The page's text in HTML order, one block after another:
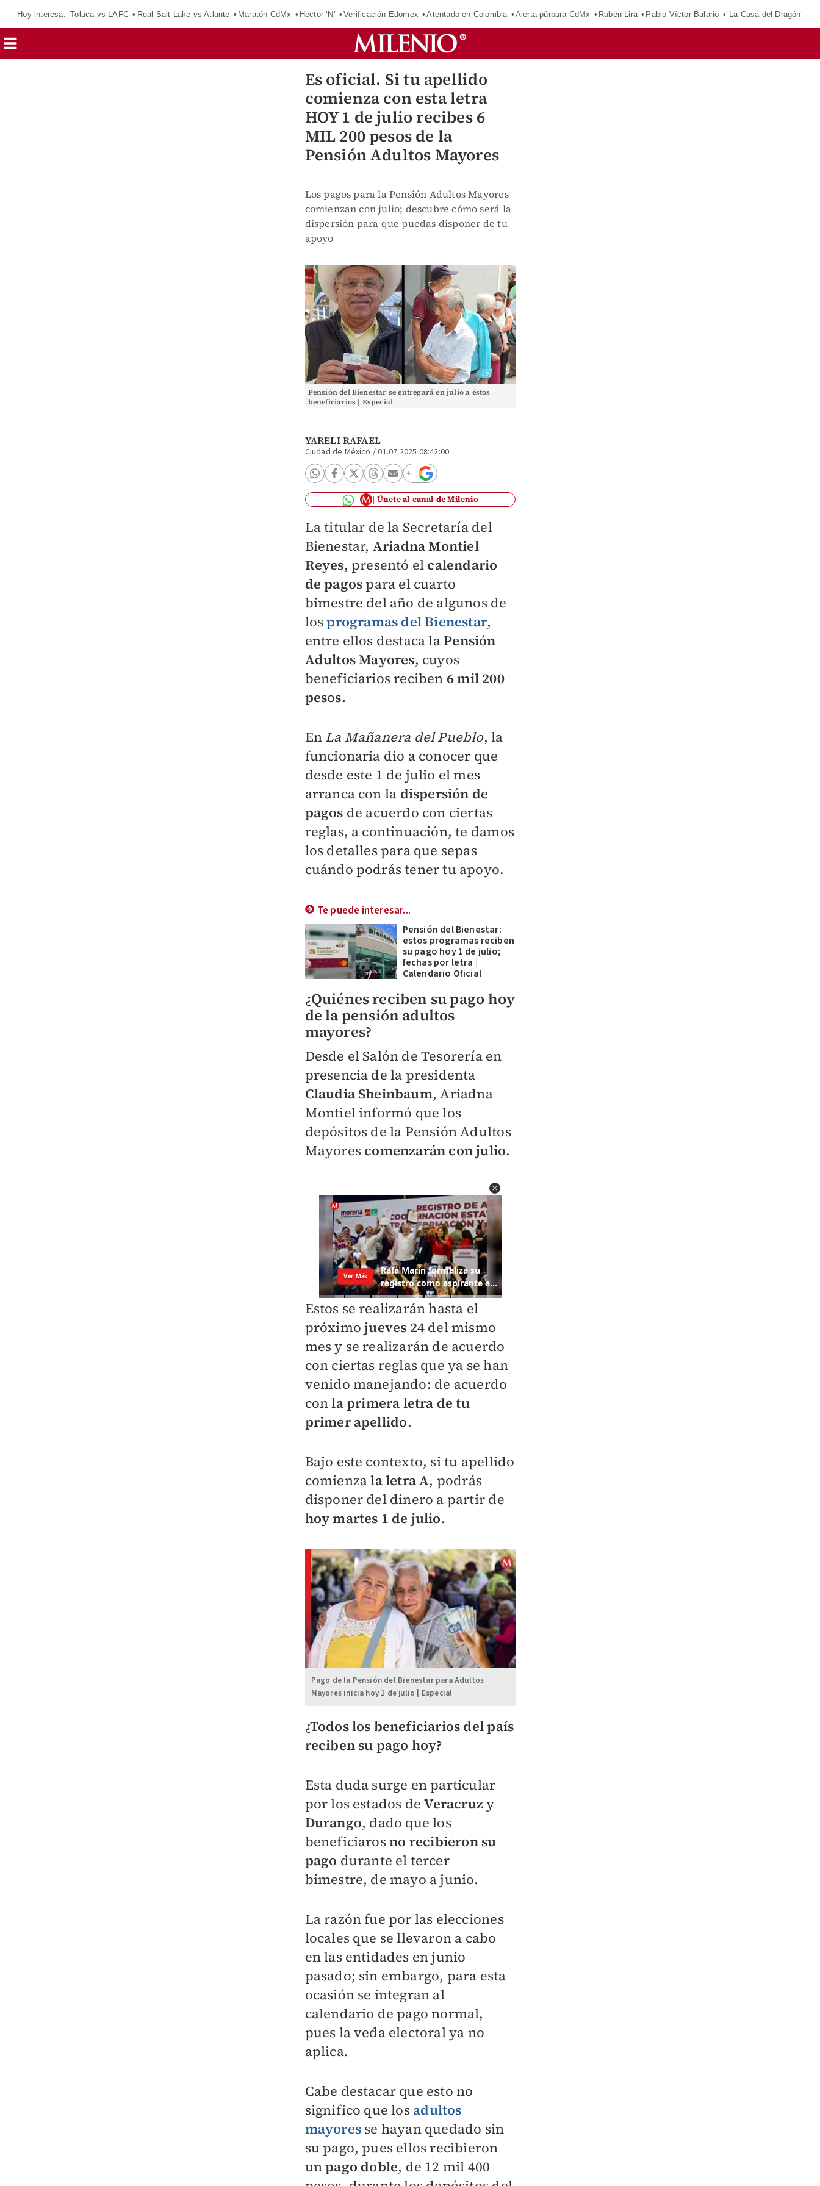
Hoy interesa: Toluca vs LAFC Real Salt Lake vs Atlante Maratón CdMx Héctor ‘N’ Verificación Edomex Atentado en Colombia Alerta púrpura CdMx Rubén Lira Pablo Víctor Balario ‘La Casa del Dragón’
Es oficial. Si tu apellido
comienza con esta letra
HOY 1 de julio recibes 6
MIL 200 pesos de la
Pensión Adultos Mayores
Los pagos para la Pensión Adultos Mayores
comienzan con julio; descubre cómo será la
dispersión para que puedas disponer de tu
apoyo
Pensión del Bienestar se entregará en julio a éstos
beneficiarios | Especial
YARELI RAFAEL
Ciudad de México /01.07.2025 08:42:00
Únete al canal de Milenio
La titular de la Secretaría del
Bienestar, Ariadna Montiel
Reyes, presentó el calendario
de pagos para el cuarto
bimestre del año de algunos de
losprogramas del Bienestar,
entre ellos destaca laPensión
Adultos Mayores, cuyos
beneficiarios reciben 6 mil 200
pesos.
En La Mañanera del Pueblo, la
funcionaria dio a conocer que
desde este 1 de julio el mes
arranca con la dispersión de
pagos de acuerdo con ciertas
reglas, a continuación, te damos
los detalles para que sepas
cuándo podrás tener tu apoyo.
Te puede interesar...
Pensión del Bienestar:
estos programas reciben
su pago hoy 1 de julio;
fechas por letra |
Calendario Oficial
¿Quiénes reciben su pago hoy
de la pensión adultos
mayores?
Desde el Salón de Tesorería en
presencia de la presidenta
Claudia Sheinbaum, Ariadna
Montiel informó que los
depósitos de la Pensión Adultos
Mayores comenzarán con julio.
Estos se realizarán hasta el
próximojueves 24del mismo
mes y se realizarán de acuerdo
con ciertas reglas que ya se han
venido manejando: de acuerdo
conla primera letra de tu
primer apellido.
Bajo este contexto, si tu apellido
comienzala letraA, podrás
disponer del dinero a partir de
hoy martes 1 de julio.
Pago de la Pensión del Bienestar para Adultos
Mayores inicia hoy 1 de julio | Especial
¿Todos los beneficiarios del país
reciben su pago hoy?
Esta duda surge en particular
por los estados deVeracruzy
Durango, dado que los
beneficiarosno recibieron su
pago durante el tercer
bimestre, de mayo a junio.
La razón fue por las elecciones
locales que se llevaron a cabo
en las entidades en junio
pasado; sin embargo, para esta
ocasión se integran al
calendario de pago normal,
pues la veda electoral ya no
aplica.
Cabe destacar que esto no
significo que los adultos
mayoresse hayan quedado sin
su pago, pues ellos recibieron
unpago doble, de 12 mil 400